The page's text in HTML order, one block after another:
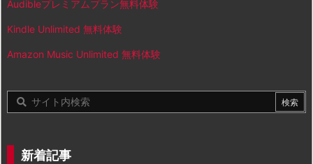
Audibleプレミアムプラン無料体験
Kindle Unlimited 無料体験
Amazon Music Unlimited 無料体験
新着記事